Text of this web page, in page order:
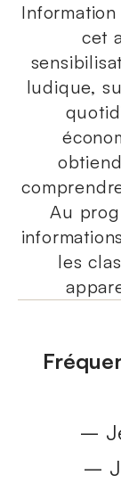
cet
ludique,
Au
les
–
–